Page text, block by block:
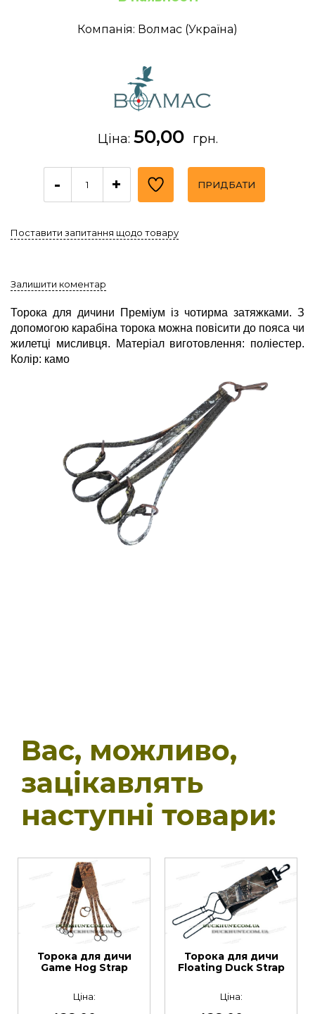
Компанія: Волмас (Україна)
Ціна: 50,00 грн.
- + ПРИДБАТИ
Поставити запитання щодо товару
Залишити коментар
Торока для дичини Преміум із чотирма затяжками. З
допомогою карабіна торока можна повісити до пояса чи
жилетці мисливця. Матеріал виготовлення: поліестер.
Колір: камо
Вас, можливо,
зацікавлять
наступні товари:
Торока для дичи
Game Hog Strap
Ціна:
Торока для дичи
Floating Duck Strap
Ціна: